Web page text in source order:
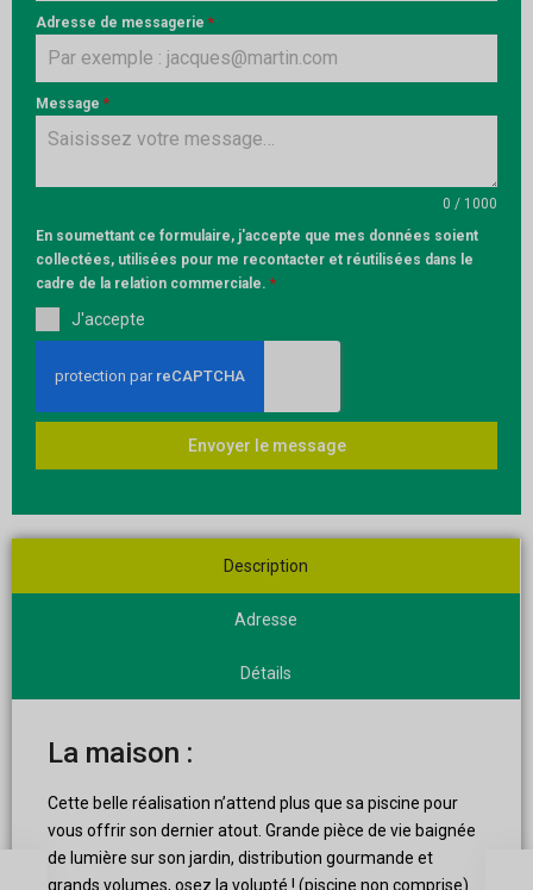
Adresse de messagerie *
Message *
0 / 1000
En soumettant ce formulaire, j'accepte que mes données soient
collectées, utilisées pour me recontacter et réutilisées dans le
cadre de la relation commerciale. *
J'accepte
Envoyer le message
Description
Adresse
Détails
La maison :
Cette belle réalisation n’attend plus que sa piscine pour
vous offrir son dernier atout. Grande pièce de vie baignée
de lumière sur son jardin, distribution gourmande et
grands volumes, osez la volupté ! (piscine non comprise).